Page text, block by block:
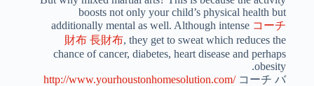
boosts not only your child’s physical health but
additionally mental as well. Although intense コーチ
財布 長財布, they get to sweat which reduces the
chance of cancer, diabetes, heart disease and perhaps
obesity.
http://www.yourhoustonhomesolution.com/コーチ バ